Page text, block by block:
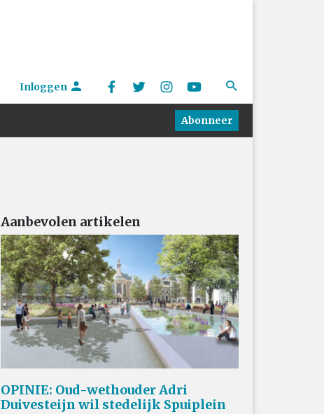
Inloggen
Abonneer
Aanbevolen artikelen
OPINIE: Oud-wethouder Adri
Duivesteijn wil stedelijk Spuiplein